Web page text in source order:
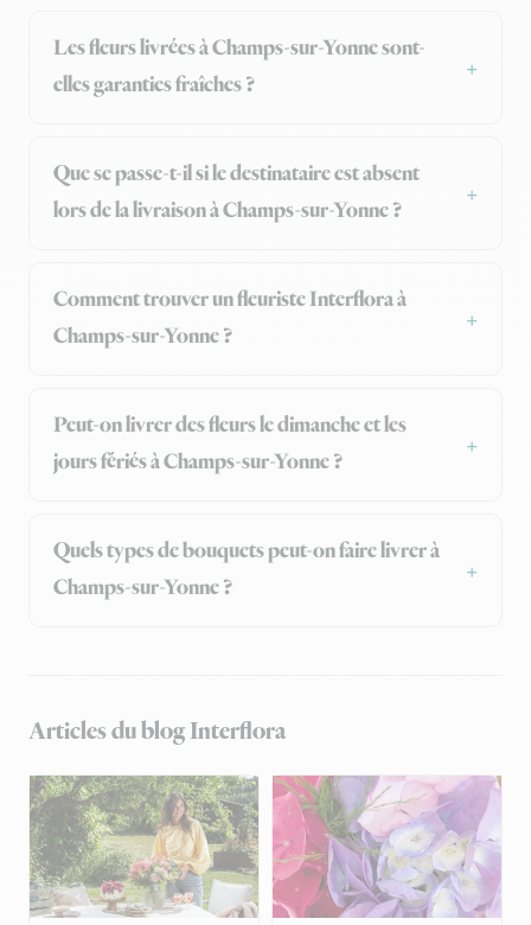
Les fleurs livrées à Champs-sur-Yonne sont-
elles garanties fraîches ?
Que se passe-t-il si le destinataire est absent
lors de la livraison à Champs-sur-Yonne ?
Comment trouver un fleuriste Interflora à
Champs-sur-Yonne ?
Peut-on livrer des fleurs le dimanche et les
jours fériés à Champs-sur-Yonne ?
Quels types de bouquets peut-on faire livrer à
Champs-sur-Yonne ?
Articles du blog Interflora